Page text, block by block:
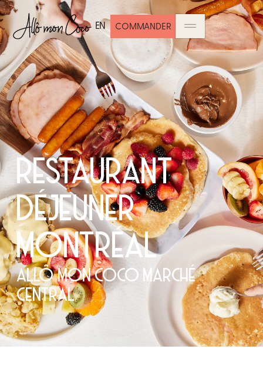
EN COMMANDER
RESTAURANT
DÉJEUNER
MONTRÉAL
ALLÔ MON COCO MARCHÉ
CENTRAL